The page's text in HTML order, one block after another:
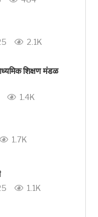
2.1K
शिक्षण मंडळ
1.4K
1.7K
1.1K